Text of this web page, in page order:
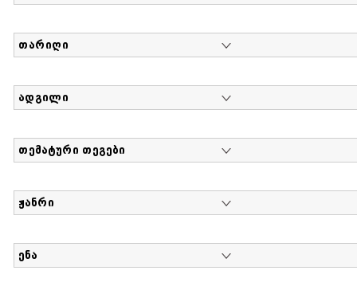
თარიღი
ადგილი
თემატური თეგები
ჟანრი
ენა